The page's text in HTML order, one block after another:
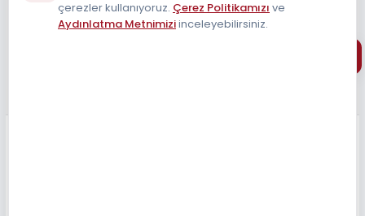
Müşteri Destek Hattı
çerezler kullanıyoruz. Çerez Politikamızı ve
Aydınlatma Metnimiziinceleyebilirsiniz.